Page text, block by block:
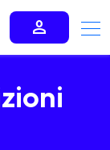
person